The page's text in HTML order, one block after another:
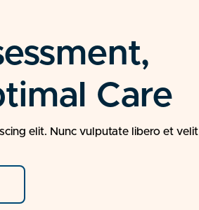
Care
elit. Nunc vulputate libero et velit